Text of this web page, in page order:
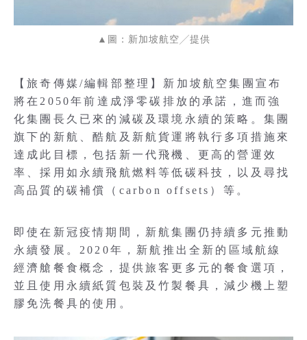
▲圖：新加坡航空╱提供
【旅奇傳媒/編輯部整理】新加坡航空集團宣布
將在2050年前達成淨零碳排放的承諾，進而強
化集團長久已來的減碳及環境永續的策略。集團
旗下的新航、酷航及新航貨運將執行多項措施來
達成此目標，包括新一代飛機、更高的營運效
率、採用如永續飛航燃料等低碳科技，以及尋找
高品質的碳補償（carbon offsets）等。
即使在新冠疫情期間，新航集團仍持續多元推動
永續發展。2020年，新航推出全新的區域航線
經濟艙餐食概念，提供旅客更多元的餐食選項，
並且使用永續紙質包裝及竹製餐具，減少機上塑
膠免洗餐具的使用。